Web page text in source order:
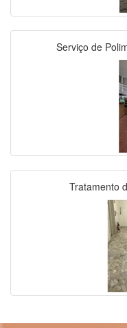
Serviço de
Tratamento